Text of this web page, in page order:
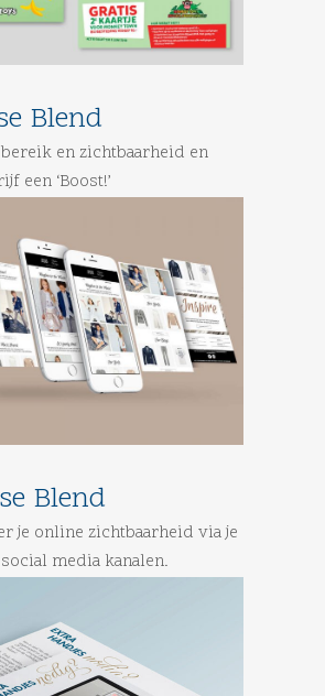
Blend
en zichtbaarheid en
een ‘Boost!’
Blend
je online zichtbaarheid via je
media kanalen.